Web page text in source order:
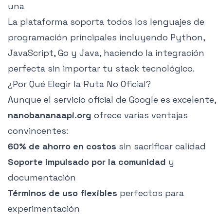
una
La plataforma soporta todos los lenguajes de
programación principales incluyendo Python,
JavaScript, Go y Java, haciendo la integración
perfecta sin importar tu stack tecnológico.
¿Por Qué Elegir la Ruta No Oficial?
Aunque el servicio oficial de Google es excelente,
nanobananaapi.org ofrece varias ventajas
convincentes:
60% de ahorro en costos sin sacrificar calidad
Soporte impulsado por la comunidad y
documentación
Términos de uso flexibles perfectos para
experimentación